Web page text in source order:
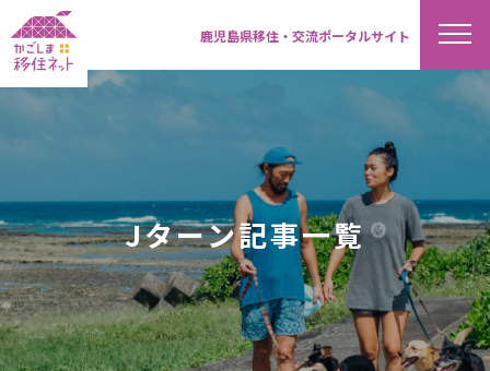
鹿児島県移住・交流ポータルサイト
Jターン記事一覧